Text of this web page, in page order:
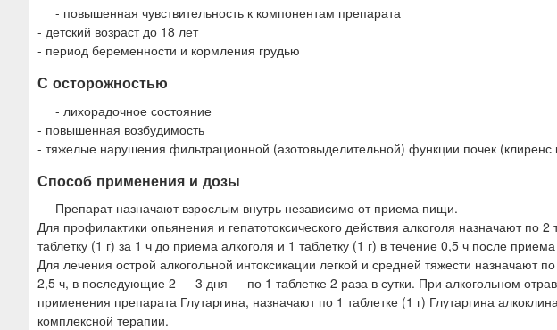
- повышенная чувствительность к компонентам препарата
- детский возраст до 18 лет
- период беременности и кормления грудью
С осторожностью
- лихорадочное состояние
- повышенная возбудимость
- тяжелые нарушения фильтрационной (азотовыделительной) функции почек
Способ применения и дозы
Препарат назначают взрослым внутрь независимо от приема пищи.
Для профилактики опьянения и гепатотоксического действия алкоголя назначают по
таблетку (1 г) за 1 ч до приема алкоголя и 1 таблетку (1 г) в течение 0,5 ч после
Для лечения острой алкогольной интоксикации легкой и средней тяжести назначают
2,5 ч, в последующие 2 — 3 дня — по 1 таблетке 2 раза в сутки. При алкогольном
применения препарата Глутаргина, назначают по 1 таблетке (1 г) Глутаргина
комплексной терапии.